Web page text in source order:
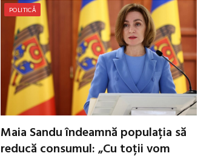
POLITICĂ
Maia Sandu îndeamnă populația să
reducă consumul: „Cu toții vom